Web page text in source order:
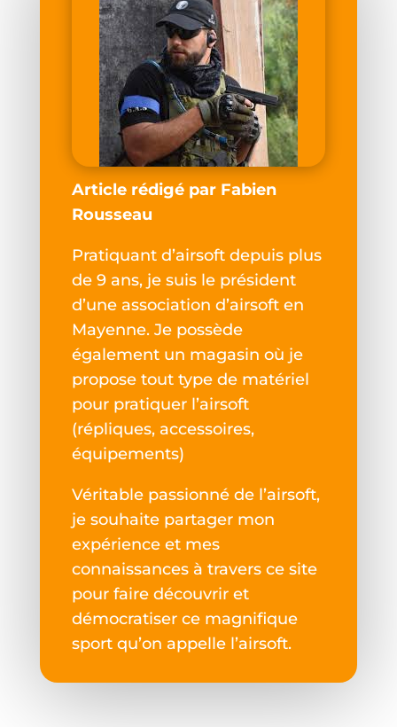
Article rédigé par Fabien
Rousseau
Pratiquant d’airsoft depuis plus
de 9 ans, je suis le président
d’une association d’airsoft en
Mayenne. Je possède
également un magasin où je
propose tout type de matériel
pour pratiquer l’airsoft
(répliques, accessoires,
équipements)
Véritable passionné de l’airsoft,
je souhaite partager mon
expérience et mes
connaissances à travers ce site
pour faire découvrir et
démocratiser ce magnifique
sport qu’on appelle l’airsoft.